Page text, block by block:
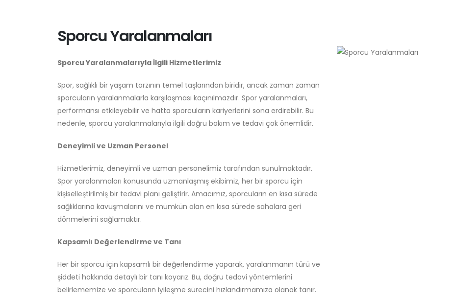
Sporcu Yaralanmaları
Sporcu Yaralanmalarıyla İlgili Hizmetlerimiz
Spor, sağlıklı bir yaşam tarzının temel taşlarından biridir, ancak zaman zaman
sporcuların yaralanmalarla karşılaşması kaçınılmazdır. Spor yaralanmaları,
performansı etkileyebilir ve hatta sporcuların kariyerlerini sona erdirebilir. Bu
nedenle, sporcu yaralanmalarıyla ilgili doğru bakım ve tedavi çok önemlidir.
Deneyimli ve Uzman Personel
Hizmetlerimiz, deneyimli ve uzman personelimiz tarafından sunulmaktadır.
Spor yaralanmaları konusunda uzmanlaşmış ekibimiz, her bir sporcu için
kişiselleştirilmiş bir tedavi planı geliştirir. Amacımız, sporcuların en kısa sürede
sağlıklarına kavuşmalarını ve mümkün olan en kısa sürede sahalara geri
dönmelerini sağlamaktır.
Kapsamlı Değerlendirme ve Tanı
Her bir sporcu için kapsamlı bir değerlendirme yaparak, yaralanmanın türü ve
şiddeti hakkında detaylı bir tanı koyarız. Bu, doğru tedavi yöntemlerini
belirlememize ve sporcuların iyileşme sürecini hızlandırmamıza olanak tanır.